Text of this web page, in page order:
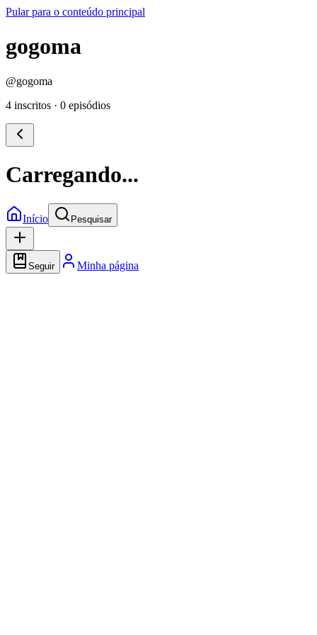
Pular para o conteúdo principal
gogoma
@gogoma
4 inscritos · 0 episódios
Carregando...
Início Pesquisar
Seguir Minha página